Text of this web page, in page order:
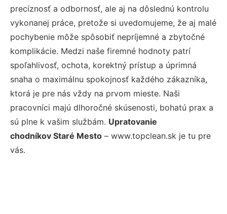
precíznosť a odbornosť, ale aj na dôslednú kontrolu
vykonanej práce, pretože si uvedomujeme, že aj malé
pochybenie môže spôsobiť nepríjemné a zbytočné
komplikácie. Medzi naše firemné hodnoty patrí
spoľahlivosť, ochota, korektný prístup a úprimná
snaha o maximálnu spokojnosť každého zákazníka,
ktorá je pre nás vždy na prvom mieste. Naši
pracovníci majú dlhoročné skúsenosti, bohatú prax a
sú plne k vašim službám. Upratovanie
chodníkov Staré Mesto – www.topclean.sk je tu pre
vás.